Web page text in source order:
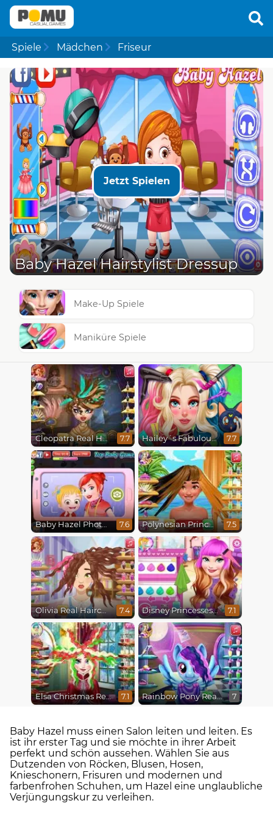
Spiele Mädchen Friseur
Jetzt Spielen
Baby Hazel Hairstylist Dressup
Make-Up Spiele
Maniküre Spiele
Cleopatra Real Haircuts 7.7 Hailey´s Fabulous Hairstyle Challenge 7.7
Baby Hazel Photoshoot 7.6 Polynesian Princess Real Haircuts 7.5
Olivia Real Haircuts 7.4 Disney Princesses Makeover Salon 7.1
Elsa Christmas Real Haircuts 7.1 Rainbow Pony Real Haircuts 7
Baby Hazel muss einen Salon leiten und leiten. Es
ist ihr erster Tag und sie möchte in ihrer Arbeit
perfekt und schön aussehen. Wählen Sie aus
Dutzenden von Röcken, Blusen, Hosen,
Knieschonern, Frisuren und modernen und
farbenfrohen Schuhen, um Hazel eine unglaubliche
Verjüngungskur zu verleihen.